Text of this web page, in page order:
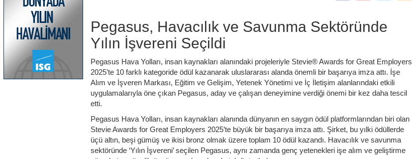
Pegasus, Havacılık ve Savunma Sektöründe
Yılın İşvereni Seçildi
Pegasus Hava Yolları, insan kaynakları alanındaki projeleriyle Stevie® Awards for Great Employers
2025’te 10 farklı kategoride ödül kazanarak uluslararası alanda önemli bir başarıya imza attı. İşe
Alım ve İşveren Markası, Eğitim ve Gelişim, Yetenek Yönetimi ve İç İletişim alanlarındaki etkili
uygulamalarıyla öne çıkan Pegasus, aday ve çalışan deneyimine verdiği önemi bir kez daha tescil
etti.
Pegasus Hava Yolları, insan kaynakları alanında dünyanın en saygın ödül platformlarından biri olan
Stevie Awards for Great Employers 2025’te büyük bir başarıya imza attı. Şirket, bu yılki ödüllerde
üçü altın, beşi gümüş ve ikisi bronz olmak üzere toplam 10 ödül kazandı. Havacılık ve savunma
sektöründe ‘Yılın İşvereni’ seçilen Pegasus, aynı zamanda genç yetenekleri işe alım ve geliştirme